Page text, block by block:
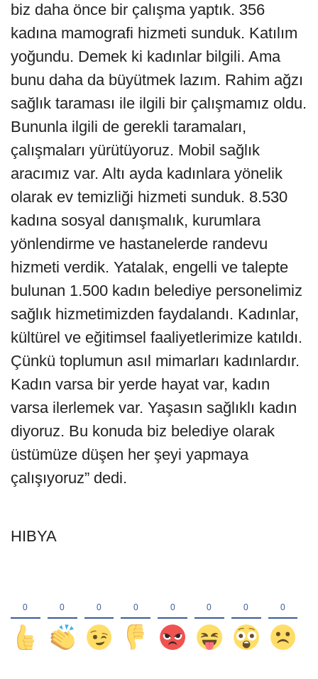
biz daha önce bir çalışma yaptık. 356
kadına mamografi hizmeti sunduk. Katılım
yoğundu. Demek ki kadınlar bilgili. Ama
bunu daha da büyütmek lazım. Rahim ağzı
sağlık taraması ile ilgili bir çalışmamız oldu.
Bununla ilgili de gerekli taramaları,
çalışmaları yürütüyoruz. Mobil sağlık
aracımız var. Altı ayda kadınlara yönelik
olarak ev temizliği hizmeti sunduk. 8.530
kadına sosyal danışmalık, kurumlara
yönlendirme ve hastanelerde randevu
hizmeti verdik. Yatalak, engelli ve talepte
bulunan 1.500 kadın belediye personelimiz
sağlık hizmetimizden faydalandı. Kadınlar,
kültürel ve eğitimsel faaliyetlerimize katıldı.
Çünkü toplumun asıl mimarları kadınlardır.
Kadın varsa bir yerde hayat var, kadın
varsa ilerlemek var. Yaşasın sağlıklı kadın
diyoruz. Bu konuda biz belediye olarak
üstümüze düşen her şeyi yapmaya
çalışıyoruz” dedi.
HIBYA